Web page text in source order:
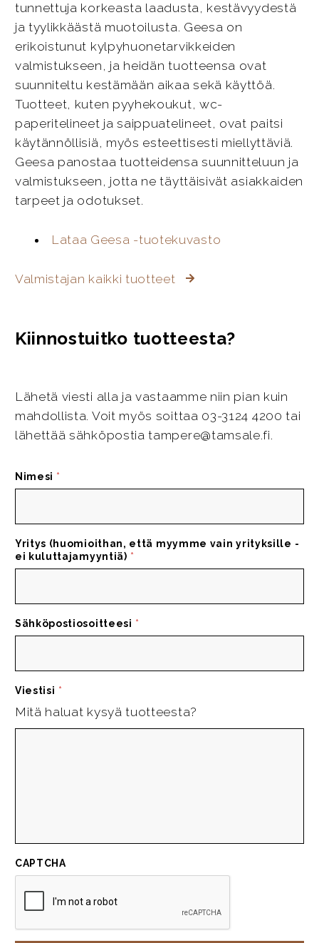
tunnettuja korkeasta laadusta, kestävyydestä
ja tyylikkäästä muotoilusta. Geesa on
erikoistunut kylpyhuonetarvikkeiden
valmistukseen, ja heidän tuotteensa ovat
suunniteltu kestämään aikaa sekä käyttöä.
Tuotteet, kuten pyyhekoukut, wc-
paperitelineet ja saippuatelineet, ovat paitsi
käytännöllisiä, myös esteettisesti miellyttäviä.
Geesa panostaa tuotteidensa suunnitteluun ja
valmistukseen, jotta ne täyttäisivät asiakkaiden
tarpeet ja odotukset.
Lataa Geesa -tuotekuvasto
Valmistajan kaikki tuotteet
Kiinnostuitko tuotteesta?
Lähetä viesti alla ja vastaamme niin pian kuin
mahdollista. Voit myös soittaa 03-3124 4200 tai
lähettää sähköpostia tampere@tamsale.fi.
Nimesi *
Yritys (huomioithan, että myymme vain yrityksille -
ei kuluttajamyyntiä) *
Sähköpostiosoitteesi *
Viestisi *
Mitä haluat kysyä tuotteesta?
CAPTCHA